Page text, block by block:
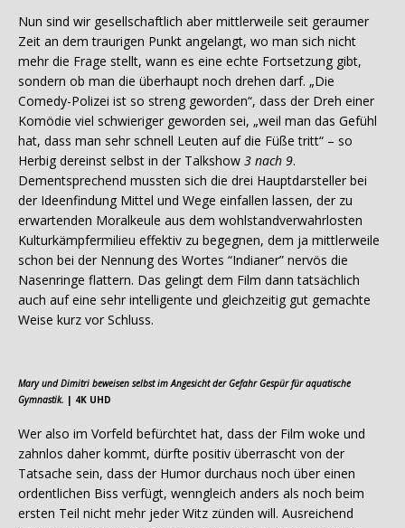
Nun sind wir gesellschaftlich aber mittlerweile seit geraumer
Zeit an dem traurigen Punkt angelangt, wo man sich nicht
mehr die Frage stellt, wann es eine echte Fortsetzung gibt,
sondern ob man die überhaupt noch drehen darf. „Die
Comedy-Polizei ist so streng geworden“, dass der Dreh einer
Komödie viel schwieriger geworden sei, „weil man das Gefühl
hat, dass man sehr schnell Leuten auf die Füße tritt“ – so
Herbig dereinst selbst in der Talkshow 3 nach 9.
Dementsprechend mussten sich die drei Hauptdarsteller bei
der Ideenfindung Mittel und Wege einfallen lassen, der zu
erwartenden Moralkeule aus dem wohlstandverwahrlosten
Kulturkämpfermilieu effektiv zu begegnen, dem ja mittlerweile
schon bei der Nennung des Wortes “Indianer” nervös die
Nasenringe flattern. Das gelingt dem Film dann tatsächlich
auch auf eine sehr intelligente und gleichzeitig gut gemachte
Weise kurz vor Schluss.
Mary und Dimitri beweisen selbst im Angesicht der Gefahr Gespür für aquatische
Gymnastik. | 4K UHD
Wer also im Vorfeld befürchtet hat, dass der Film woke und
zahnlos daher kommt, dürfte positiv überrascht von der
Tatsache sein, dass der Humor durchaus noch über einen
ordentlichen Biss verfügt, wenngleich anders als noch beim
ersten Teil nicht mehr jeder Witz zünden will. Ausreichend